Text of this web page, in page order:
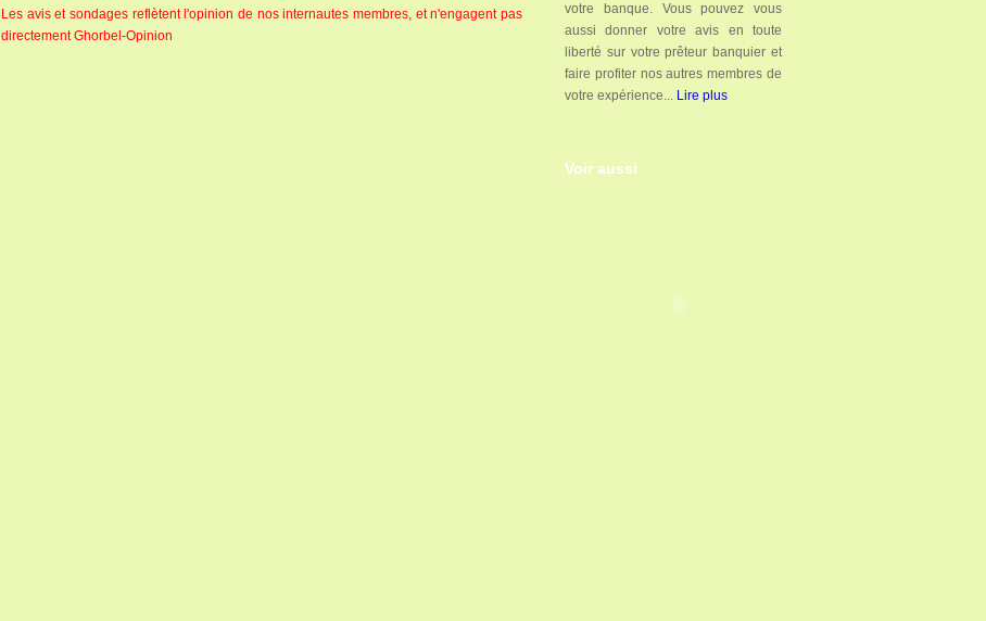
Les avis et sondages reflètent l'opinion de nos internautes membres, et n'engagent pas
directement Ghorbel-Opinion
votre banque. Vous pouvez vous
aussi donner votre avis en toute
liberté sur votre prêteur banquier et
faire profiter nos autres membres de
votre expérience... Lire plus
Voir aussi